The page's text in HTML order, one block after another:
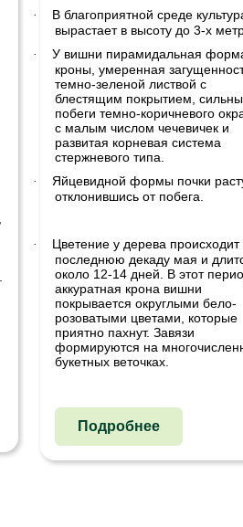
·
В благоприятной среде
вырастает в высоту до 3-х
·
У вишни пирамидальная
кроны, умеренная
темно-зеленой листвой с
блестящим покрытием,
побеги темно-коричневого
с малым числом чечевичек и
развитая корневая система
стержневого типа.
·
Яйцевидной формы почки
отклонившись от побега.
·
Цветение у дерева происходит
последнюю декаду мая и
около 12-14 дней. В этот
аккуратная крона вишни
покрывается округлыми бело-
розоватыми цветами, которые
приятно пахнут. Завязи
формируются на
букетных веточках.
Подробнее